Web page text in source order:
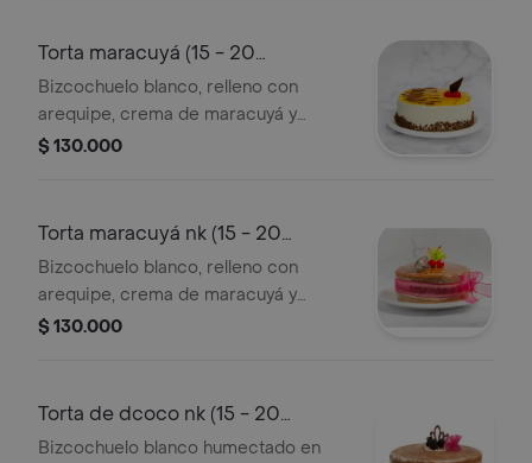
refrigerado. verificar tamano del
producto impreso en el empaque.
Torta maracuyá (15 - 20
porciones)
Bizcochuelo blanco, relleno con
arequipe, crema de maracuyá y
chocolate, cubierta con crema y salsa
chocolate. consérvese refrigerado.
verificar tamano del producto
impreso en el empaque.
$ 130.000
Torta maracuyá nk (15 - 20
porciones)
Bizcochuelo blanco, relleno con
arequipe, crema de maracuyá y
chocolate, sin cubierta de crema,
verificar tamano del producto
impreso en el empaque.
$ 130.000
Torta de dcoco nk (15 - 20
porciones)
Bizcochuelo blanco humectado en